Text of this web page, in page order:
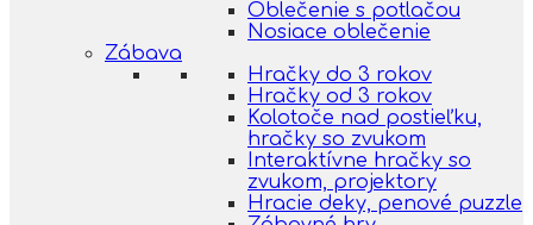
Oblečenie s potlačou
Nosiace oblečenie
Zábava
Hračky do 3 rokov
Hračky od 3 rokov
Kolotoče nad postieľku,
hračky so zvukom
Interaktívne hračky so
zvukom, projektory
Hracie deky, penové puzzle